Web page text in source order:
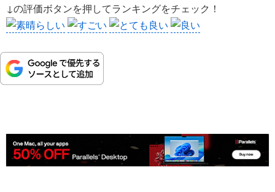
↓の評価ボタンを押してランキングをチェック！